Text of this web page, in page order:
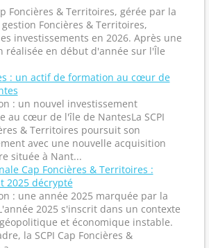
Foncières & Territoires, gérée par la
Foncières & Territoires,
investissements en 2026. Après une
réalisée en début d'année sur l'Île
: un actif de formation au cœur de
: un nouvel investissement
au cœur de l'île de NantesLa SCPI
& Territoires poursuit son
avec une nouvelle acquisition
située à Nant...
Cap Foncières & Territoires :
2025 décrypté
: une année 2025 marquée par la
2025 s'inscrit dans un contexte
et économique instable.
la SCPI Cap Foncières &